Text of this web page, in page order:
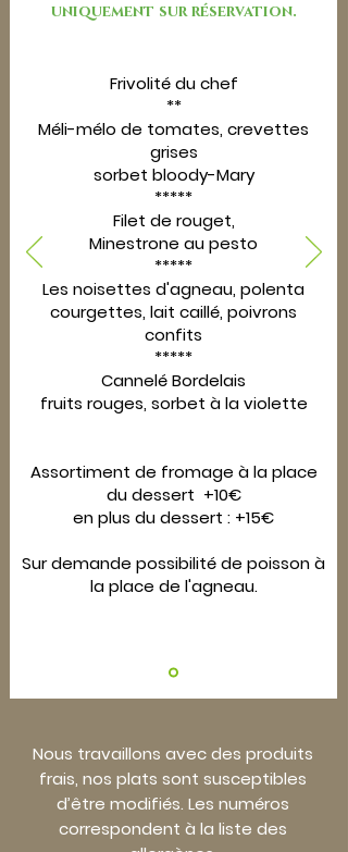
uniquement sur réservation.
Frivolité du chef
**
Méli-mélo de tomates, crevettes
grises
sorbet bloody-Mary
*****
Filet de rouget,
Minestrone au pesto
*****
Les noisettes d'agneau, polenta
courgettes, lait caillé, poivrons
confits
*****
Cannelé Bordelais
fruits rouges, sorbet à la violette
Assortiment de fromage à la place
du dessert +10€
en plus du dessert : +15€
Sur demande possibilité de poisson à
la place de l'agneau.
Nous travaillons avec des produits
frais, nos plats sont susceptibles
d’être modifiés. Les numéros
correspondent à la liste des